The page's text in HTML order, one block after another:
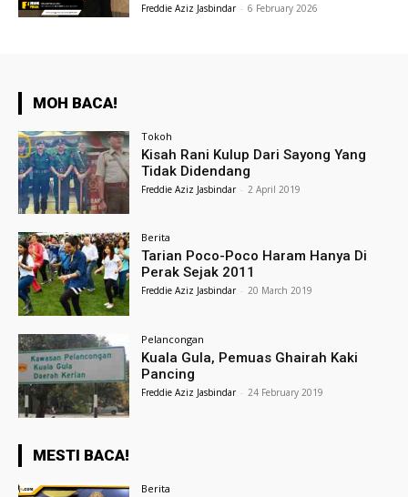
Freddie Aziz Jasbindar - 6 February 2026
MOH BACA!
Tokoh
Kisah Rani Kulup Dari Sayong Yang
Tidak Didendang
Freddie Aziz Jasbindar - 2 April 2019
Berita
Tarian Poco-Poco Haram Hanya Di
Perak Sejak 2011
Freddie Aziz Jasbindar - 20 March 2019
Pelancongan
Kuala Gula, Pemuas Ghairah Kaki
Pancing
Freddie Aziz Jasbindar - 24 February 2019
MESTI BACA!
Berita